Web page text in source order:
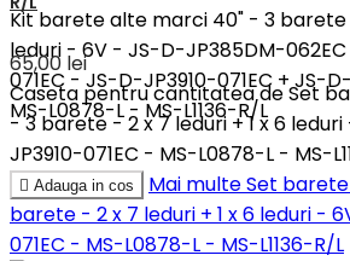
Kit barete alte marci 40" - 3 barete
leduri - 6V - JS-D-JP385DM-
071EC - JS-D-JP3910-071EC + JS-
MS-L0878-L - MS-L1136-R/L
65,00 lei
Caseta pentru cantitatea de Set
- 3 barete - 2 x 7 leduri + 1 x 6
JP3910-071EC - MS-L0878-L - MS-
 Adauga in cos Mai multeSet
barete - 2 x 7 leduri + 1 x 6 leduri -
071EC - MS-L0878-L - MS-L1136-R/L